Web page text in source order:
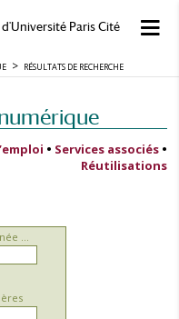
Paris Cité
RÉSULTATS DE RECHERCHE
• Services associés •
Réutilisations
...